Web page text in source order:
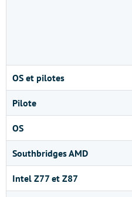
OS et pilotes
Pilote
OS
Southbridges AMD
Intel Z77 et Z87